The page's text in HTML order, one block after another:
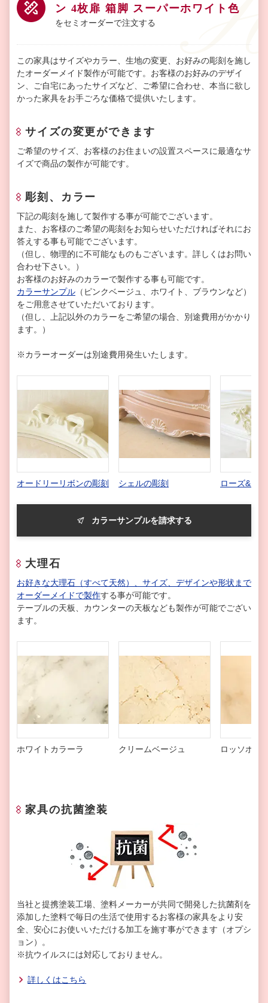
ン 4枚扉 箱脚 スーパーホワイト色
をセミオーダーで注文する
この家具はサイズやカラー、生地の変更、お好みの彫刻を施し
たオーダーメイド製作が可能です。お客様のお好みのデザイ
ン、ご自宅にあったサイズなど、ご希望に合わせ、本当に欲し
かった家具をお手ごろな価格で提供いたします。
サイズの変更ができます
ご希望のサイズ、お客様のお住まいの設置スペースに最適なサ
イズで商品の製作が可能です。
彫刻、カラー
下記の彫刻を施して製作する事が可能でございます。
また、お客様のご希望の彫刻をお知らせいただければそれにお
答えする事も可能でございます。
（但し、物理的に不可能なものもございます。詳しくはお問い
合わせ下さい。）
お客様のお好みのカラーで製作する事も可能です。
カラーサンプル （ピンクベージュ、ホワイト、ブラウンなど）
をご用意させていただいております。
（但し、上記以外のカラーをご希望の場合、別途費用がかかり
ます。）
※カラーオーダーは別途費用発生いたします。
オードリーリボンの彫刻 シェルの彫刻 ローズ&リ
カラーサンプルを請求する
大理石
お好きな大理石（すべて天然）、サイズ、デザインや形状まで
オーダーメイドで製作する事が可能です。
テーブルの天板、カウンターの天板なども製作が可能でござい
ます。
ホワイトカラーラ クリームベージュ ロッソポル
家具の抗菌塗装
当社と提携塗装工場、塗料メーカーが共同で開発した抗菌剤を
添加した塗料で毎日の生活で使用するお客様の家具をより安
全、安心にお使いいただける加工を施す事ができます（オプシ
ョン）。
※抗ウイルスには対応しておりません。
詳しくはこちら